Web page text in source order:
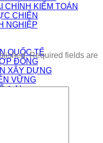
CHÍNH KIỂM TOÁN
CHIẾN
NGHIỆP
QUỐC TẾ
ĐỒNG
XÂY DỰNG
VỮNG
& AI
Required fields are